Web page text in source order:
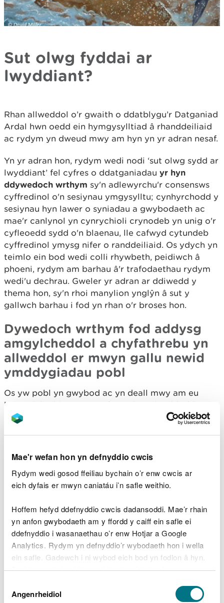
Mae'r wefan hon yn defnyddio cwcis
Rydym wedi gosod ffeiliau bychain o’r enw cwcis ar
eich dyfais er mwyn caniatáu i’n safle weithio.
Hoffem hefyd ddefnyddio cwcis dadansoddi. Mae’r rhain
yn anfon gwybodaeth am y ffordd y caiff ein safle ei
ddefnyddio i wasanaethau o’r enw Hotjar a Google
Analytics. Rydym yn defnyddio’r wybodaeth hon i wella
ein safle. Gadewch i ni wybod eich bod yn fodlon â hyn.
Byddwn yn defnyddio cwci i gadw eich dewis.
Gellirdarllen mwy am ein cwcis cyn i chi ddewis.
Caniatâd
Angenrheidiol
Sut olwg fyddai ar
lwyddiant?
Rhan allweddol o’r gwaith o ddatblygu’r Datganiad
Ardal hwn oedd ein hymgysylltiad â rhanddeiliaid
ac rydym yn dweud mwy am hyn yn yr adran nesaf.
Yn yr adran hon, rydym wedi nodi ‘sut olwg sydd ar
lwyddiant’ fel cyfres o ddatganiadau yr hyn
ddywedoch wrthym sy'n adlewyrchu'r consensws
cyffredinol o'n sesiynau ymgysylltu; cynhyrchodd y
sesiynau hyn lawer o syniadau a gwybodaeth ac
mae'r canlynol yn cynrychioli crynodeb yn unig o'r
cyfleoedd sydd o'n blaenau, lle cafwyd cytundeb
cyffredinol ymysg nifer o randdeiliaid. Os ydych yn
teimlo ein bod wedi colli rhywbeth, peidiwch â
phoeni, rydym am barhau â'r trafodaethau rydym
wedi'u dechrau. Gweler yr adran ar ddiwedd y
thema hon, sy'n rhoi manylion ynglŷn â sut y
gallwch barhau i fod yn rhan o'r broses hon.
Dywedoch wrthym fod addysg
amgylcheddol a chyfathrebu yn
allweddol er mwyn gallu newid
ymddygiadau pobl
Os yw pobl yn gwybod ac yn deall mwy am eu
hamgylchedd, maent yn fwy tebygol o
ddatblygu
newidiadau mewn ymddygiad sydd yn para'n hir ac
ymddygiadau hyn. O blant ysgol i annog busnesau i
fod yn fwy cynaliadwy, mae gan bob un ohonom
ran i'w chwarae. Trwy weithio gyda'r sector
addysg, busnesau a'r sector cyhoeddus, gallwn
drwy weithgareddau fel gwirfoddoli, rheoli tir a
dod yn ddefnyddiwr sy'n gyfeillgar i'r amgylchedd.
Trwy hyn, gallwn hefyd ymgorffori diwylliant lleol a
synnwyr o dreftadaeth.